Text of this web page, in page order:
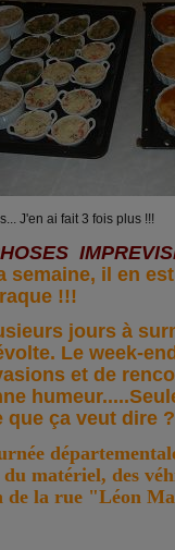
J'en ai fait 3 fois plus !!!
semaine, il en
!!!
jours à
Le week-
et de
que ça veut dire
matériel, des
de la rue "Léon